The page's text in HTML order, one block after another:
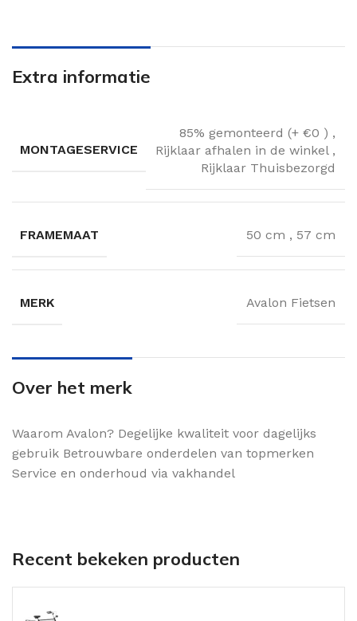
Extra informatie
MONTAGESERVICE
85% gemonteerd (+ €0 ) ,
Rijklaar afhalen in de winkel ,
Rijklaar Thuisbezorgd
FRAMEMAAT 50 cm , 57 cm
MERK Avalon Fietsen
Over het merk
Waarom Avalon? Degelijke kwaliteit voor dagelijks
gebruik Betrouwbare onderdelen van topmerken
Service en onderhoud via vakhandel
Recent bekeken producten